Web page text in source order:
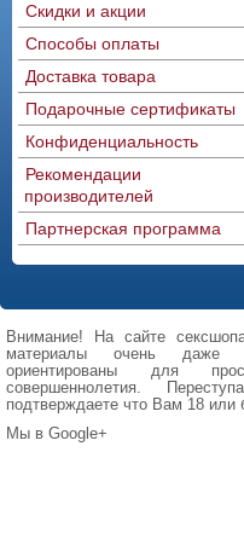
Скидки и акции
Способы оплаты
Доставка товара
Подарочные сертификаты
Конфиденциальность
Рекомендации
производителей
Партнерская программа
Внимание! На сайте
материалы очень даже
ориентированы для
совершеннолетия.
подтверждаете что Вам 18 или
Мы в Google+